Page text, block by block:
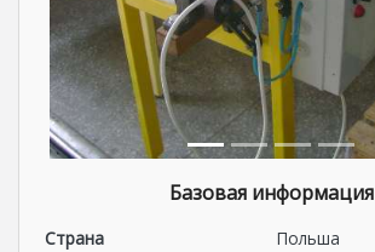
Базовая информация
Страна Польша